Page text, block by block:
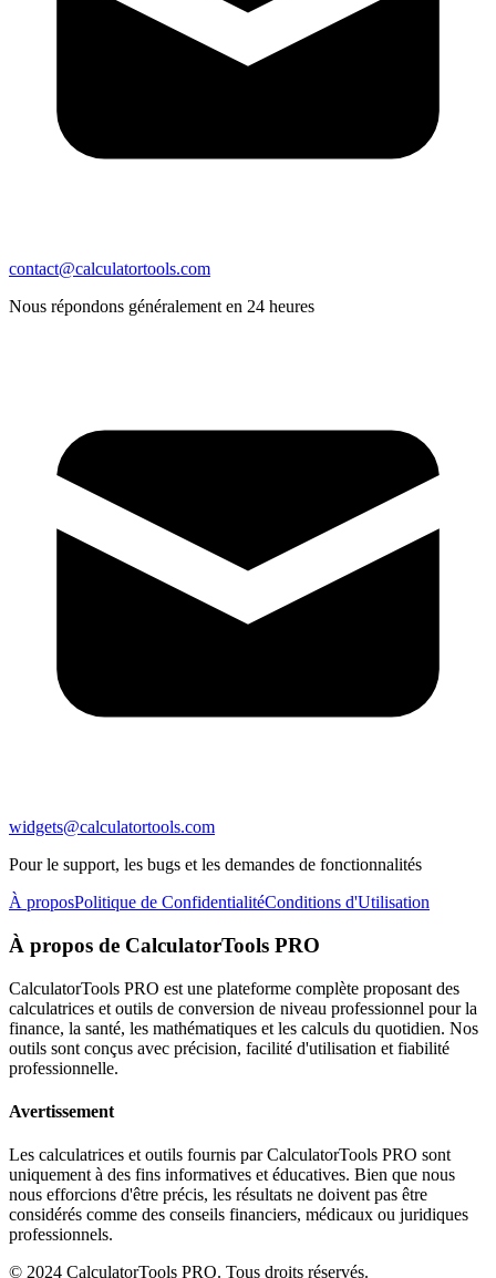
contact@calculatortools.com
Nous répondons généralement en 24 heures
widgets@calculatortools.com
Pour le support, les bugs et les demandes de fonctionnalités
À proposPolitique de ConfidentialitéConditions d'Utilisation
À propos de CalculatorTools PRO
CalculatorTools PRO est une plateforme complète proposant des
calculatrices et outils de conversion de niveau professionnel pour la
finance, la santé, les mathématiques et les calculs du quotidien. Nos
outils sont conçus avec précision, facilité d'utilisation et fiabilité
professionnelle.
Avertissement
Les calculatrices et outils fournis par CalculatorTools PRO sont
uniquement à des fins informatives et éducatives. Bien que nous
nous efforcions d'être précis, les résultats ne doivent pas être
considérés comme des conseils financiers, médicaux ou juridiques
professionnels.
© 2024 CalculatorTools PRO. Tous droits réservés.